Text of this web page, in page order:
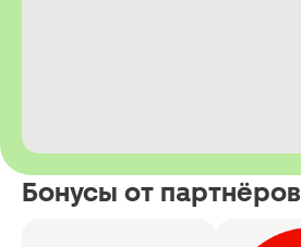
Бонусы от партнёров